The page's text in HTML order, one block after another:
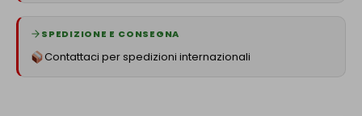
SPEDIZIONE E CONSEGNA
Contattaci per spedizioni internazionali